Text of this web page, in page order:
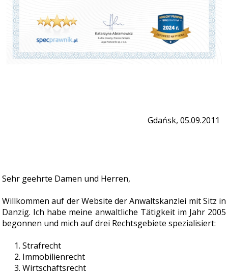
Gdańsk, 05.09.2011
Sehr geehrte Damen und Herren,
Willkommen auf der Website der Anwaltskanzlei mit Sitz in
Danzig. Ich habe meine anwaltliche Tätigkeit im Jahr 2005
begonnen und mich auf drei Rechtsgebiete spezialisiert:
Strafrecht
Immobilienrecht
Wirtschaftsrecht